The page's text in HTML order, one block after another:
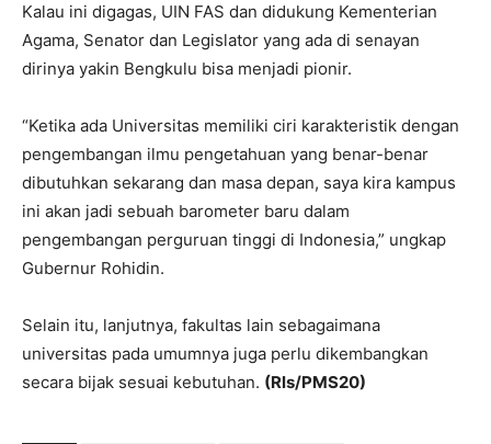
Kalau ini digagas, UIN FAS dan didukung Kementerian
Agama, Senator dan Legislator yang ada di senayan
dirinya yakin Bengkulu bisa menjadi pionir.
“Ketika ada Universitas memiliki ciri karakteristik dengan
pengembangan ilmu pengetahuan yang benar-benar
dibutuhkan sekarang dan masa depan, saya kira kampus
ini akan jadi sebuah barometer baru dalam
pengembangan perguruan tinggi di Indonesia,” ungkap
Gubernur Rohidin.
Selain itu, lanjutnya, fakultas lain sebagaimana
universitas pada umumnya juga perlu dikembangkan
secara bijak sesuai kebutuhan. (Rls/PMS20)